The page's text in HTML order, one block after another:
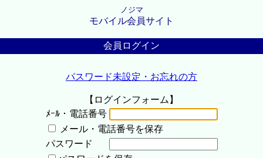
ノジマ
モバイル会員サイト
会員ログイン
パスワード未設定・お忘れの方
【ログインフォーム】
ﾒｰﾙ・電話番号
メール・電話番号を保存
パスワード